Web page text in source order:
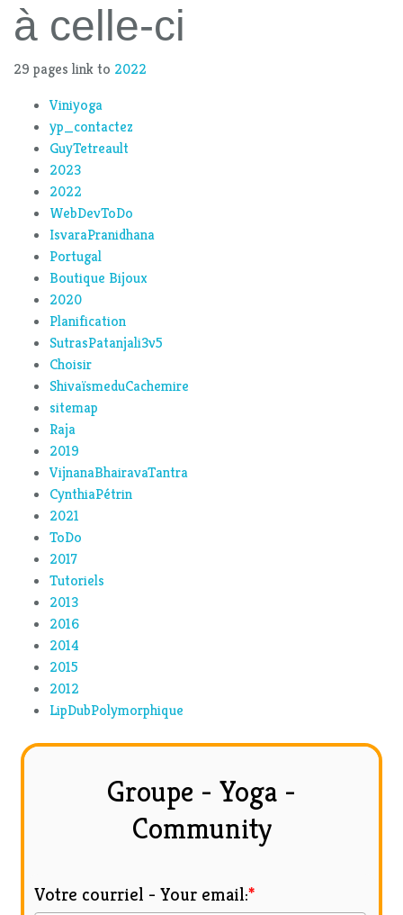
à celle-ci
29 pages link to 2022
Viniyoga
yp_contactez
GuyTetreault
2023
2022
WebDevToDo
IsvaraPranidhana
Portugal
Boutique Bijoux
2020
Planification
SutrasPatanjali3v5
Choisir
ShivaïsmeduCachemire
sitemap
Raja
2019
VijnanaBhairavaTantra
CynthiaPétrin
2021
ToDo
2017
Tutoriels
2013
2016
2014
2015
2012
LipDubPolymorphique
Groupe - Yoga -
Community
Votre courriel - Your email:*